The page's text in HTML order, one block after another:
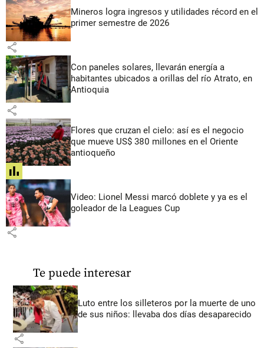
Mineros logra ingresos y utilidades récord en el
primer semestre de 2026
share
Con paneles solares, llevarán energía a
habitantes ubicados a orillas del río Atrato, en
Antioquia
share
Flores que cruzan el cielo: así es el negocio
que mueve US$ 380 millones en el Oriente
antioqueño
share
Video: Lionel Messi marcó doblete y ya es el
goleador de la Leagues Cup
share
Te puede interesar
Luto entre los silleteros por la muerte de uno
de sus niños: llevaba dos días desaparecido
share